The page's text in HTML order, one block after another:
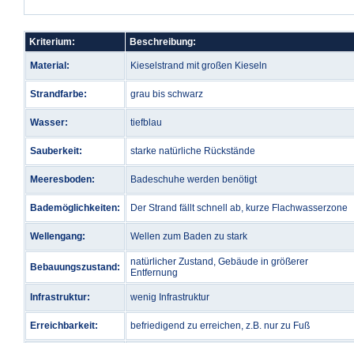
Kriterium: Beschreibung:
Material: Kieselstrand mit großen Kieseln
Strandfarbe: grau bis schwarz
Wasser: tiefblau
Sauberkeit: starke natürliche Rückstände
Meeresboden: Badeschuhe werden benötigt
Bademöglichkeiten: Der Strand fällt schnell ab, kurze Flachwasserzone
Wellengang: Wellen zum Baden zu stark
Bebauungszustand:
natürlicher Zustand, Gebäude in größerer
Entfernung
Infrastruktur: wenig Infrastruktur
Erreichbarkeit: befriedigend zu erreichen, z.B. nur zu Fuß